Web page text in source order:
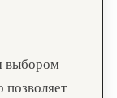
выбором